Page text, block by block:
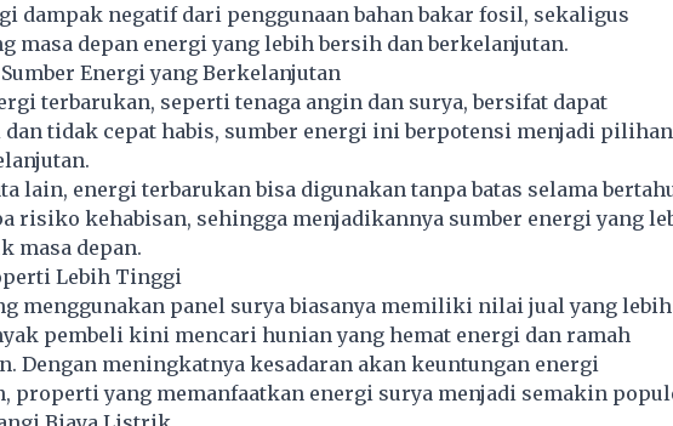
dampak negatif dari penggunaan bahan bakar fosil, sekaligus
masa depan energi yang lebih bersih dan berkelanjutan.
Energi yang Berkelanjutan
terbarukan, seperti tenaga angin dan surya, bersifat dapat
tidak cepat habis, sumber energi ini berpotensi menjadi pilihan
lain, energi terbarukan bisa digunakan tanpa batas selama
risiko kehabisan, sehingga menjadikannya sumber energi yang
masa depan.
Lebih Tinggi
menggunakan panel surya biasanya memiliki nilai jual yang lebih
pembeli kini mencari hunian yang hemat energi dan ramah
Dengan meningkatnya kesadaran akan keuntungan energi
properti yang memanfaatkan energi surya menjadi semakin